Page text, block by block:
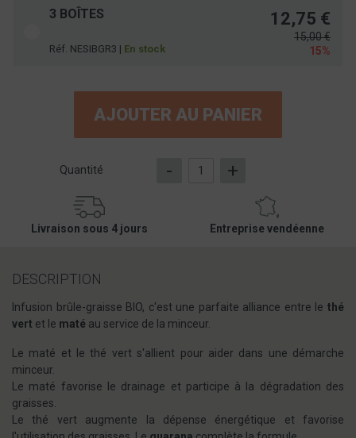
3 BOÎTES
Réf. NESIBGR3 | En stock
12,75 €
15,00 €
15%
AJOUTER AU PANIER
Quantité - +
Livraison sous 4 jours Entreprise vendéenne
DESCRIPTION
Infusion brûle-graisse BIO, c'est une parfaite alliance entre le thé
vert et le maté au service de la minceur.
Le maté et le thé vert s'allient pour aider dans une démarche
minceur.
Le maté favorise le drainage et participe à la dégradation des
graisses.
Le thé vert augmente la dépense énergétique et favorise